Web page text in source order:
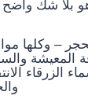
– وكلها
المعيشة
الزرقاء